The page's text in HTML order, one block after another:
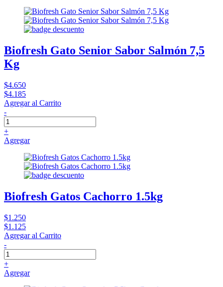
Biofresh Gato Senior Sabor Salmón 7,5
Kg
$4.650
$4.185
Agregar al Carrito
-
+
Agregar
Biofresh Gatos Cachorro 1.5kg
$1.250
$1.125
Agregar al Carrito
-
+
Agregar